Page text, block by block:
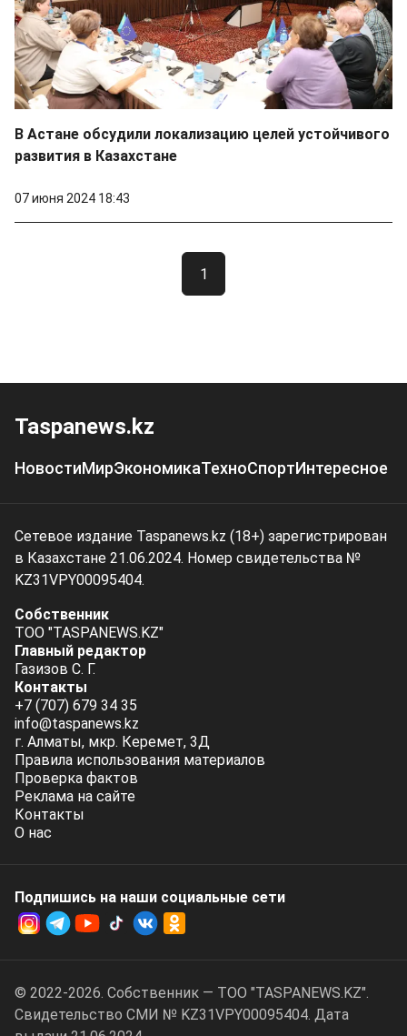
В Астане обсудили локализацию целей устойчивого
развития в Казахстане
07 июня 2024 18:43
1
Taspanews.kz
НовостиМирЭкономикаТехноСпортИнтересное
Сетевое издание Taspanews.kz (18+) зарегистрирован
в Казахстане 21.06.2024. Номер свидетельства №
KZ31VPY00095404.
Собственник
ТОО "TASPANEWS.KZ"
Главный редактор
Газизов С. Г.
Контакты
+7 (707) 679 34 35
info@taspanews.kz
г. Алматы, мкр. Керемет, 3Д
Правила использования материалов
Проверка фактов
Реклама на сайте
Контакты
О нас
Подпишись на наши социальные cети
© 2022-2026. Собственник — ТОО "TASPANEWS.KZ".
Cвидетельство СМИ № KZ31VPY00095404. Дата